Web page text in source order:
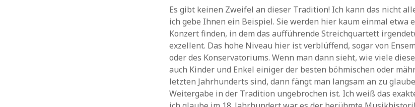
Es gibt keinen Zweifel an dieser Tradition! Ich kann das nicht
ich gebe Ihnen ein Beispiel. Sie werden hier kaum einmal etwa
Konzert finden, in dem das aufführende Streichquartett
exzellent. Das hohe Niveau hier ist verblüffend, sogar von
oder des Konservatoriums. Wenn man dann sieht, wie viele
auch Kinder und Enkel einiger der besten böhmischen oder
letzten Jahrhunderts sind, dann fängt man langsam an zu
Weitergabe in der Tradition ungebrochen ist. Ich weiß das